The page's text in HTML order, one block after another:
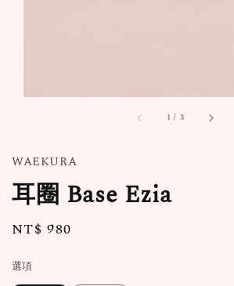
1 / 3
WAEKURA
耳圈 Base Ezia
Regular
NT$ 980
選項